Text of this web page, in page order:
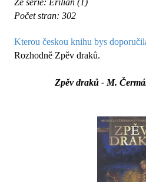
Ze série: Erilian (1)
Počet stran: 302
Kterou českou knihu bys
Rozhodně Zpěv draků.
Zpěv draků - M.